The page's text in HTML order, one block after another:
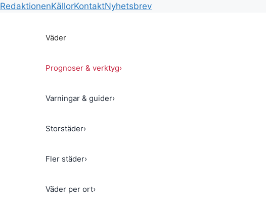
RedaktionenKällorKontaktNyhetsbrev
Väder
Prognoser & verktyg›
Varningar & guider›
Storstäder›
Fler städer›
Väder per ort›